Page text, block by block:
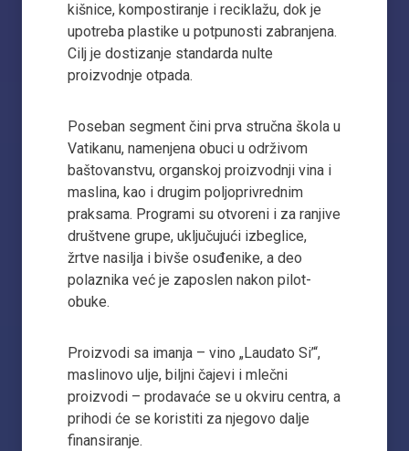
kišnice, kompostiranje i reciklažu, dok je
upotreba plastike u potpunosti zabranjena.
Cilj je dostizanje standarda nulte
proizvodnje otpada.
Poseban segment čini prva stručna škola u
Vatikanu, namenjena obuci u održivom
baštovanstvu, organskoj proizvodnji vina i
maslina, kao i drugim poljoprivrednim
praksama. Programi su otvoreni i za ranjive
društvene grupe, uključujući izbeglice,
žrtve nasilja i bivše osuđenike, a deo
polaznika već je zaposlen nakon pilot-
obuke.
Proizvodi sa imanja – vino „Laudato Si’“,
maslinovo ulje, biljni čajevi i mlečni
proizvodi – prodavaće se u okviru centra, a
prihodi će se koristiti za njegovo dalje
finansiranje.